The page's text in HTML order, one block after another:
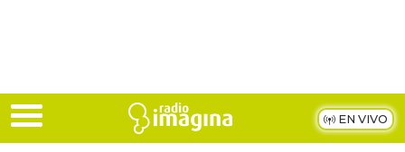
EN VIVO